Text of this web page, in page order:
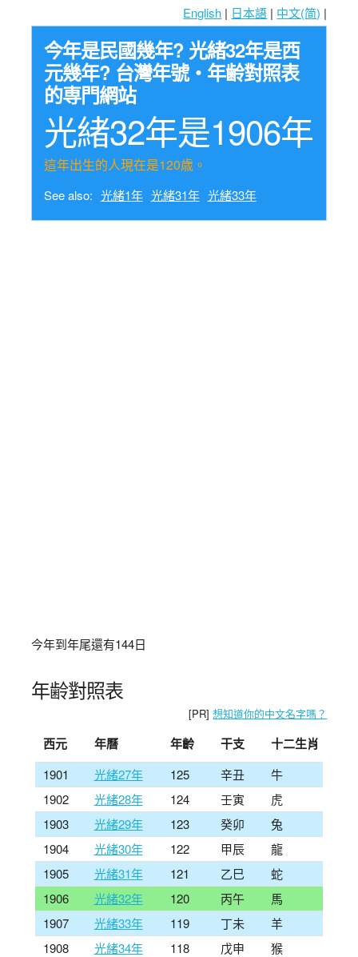
English | 日本語 | 中文(简) |
今年是民國幾年? 光緒32年是西
元幾年? 台灣年號・年齢對照表
的専門網站
光緒32年是1906年
這年出生的人現在是120歳。
See also: 光緒1年 光緒31年 光緒33年
今年到年尾還有144日
年齢對照表
[PR]想知道你的中文名字嗎？
西元 年曆 年齡 干支 十二生肖
1901 光緒27年 125 辛丑
牛
1902
光緒28年 124 壬寅
虎
1903
光緒29年 123 癸卯
兔
1904
光緒30年 122 甲辰
龍
1905
光緒31年 121 乙巳
蛇
1906
光緒32年 120 丙午
馬
1907
光緒33年 119 丁未
羊
1908
光緒34年 118 戊申
猴